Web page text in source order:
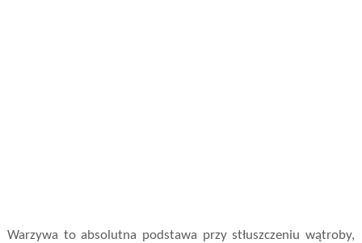
Warzywa to absolutna podstawa przy stłuszczeniu wątroby,